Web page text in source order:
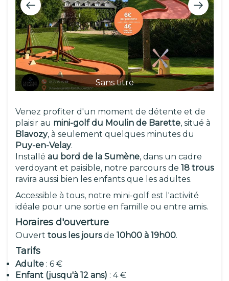
Sans titre
Venez profiter d'un moment de détente et de
plaisir au mini-golf du Moulin de Barette, situé à
Blavozy, à seulement quelques minutes du
Puy-en-Velay.
Installé au bord de la Sumène, dans un cadre
verdoyant et paisible, notre parcours de 18 trous
ravira aussi bien les enfants que les adultes.
Accessible à tous, notre mini-golf est l'activité
idéale pour une sortie en famille ou entre amis.
Horaires d'ouverture
Ouvert tous les joursde 10h00 à 19h00.
Tarifs
Adulte : 6 €
Enfant (jusqu'à 12 ans) : 4 €